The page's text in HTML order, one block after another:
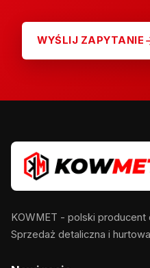
WYŚLIJ ZAPYTANIE
KOWMET - polski
Sprzedaż detaliczna i